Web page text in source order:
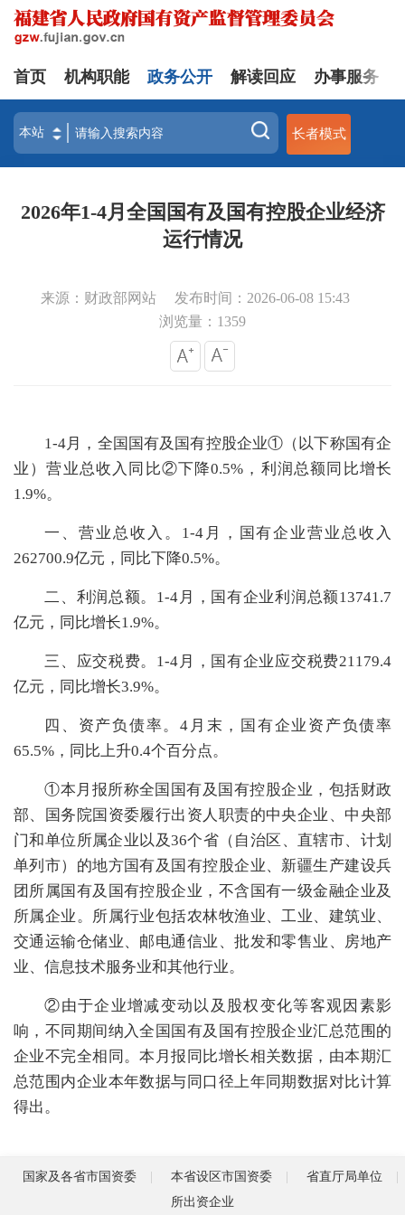
首页 机构职能 政务公开 解读回应 办事服务
长者模式
2026年1-4月全国国有及国有控股企业经济
运行情况
来源：财政部网站
发布时间：2026-06-08 15:43
浏览量： 1359
1-4月，全国国有及国有控股企业①（以下称国有企
业）营业总收入同比②下降0.5%，利润总额同比增长
1.9%。
一、营业总收入。1-4月，国有企业营业总收入
262700.9亿元，同比下降0.5%。
二、利润总额。1-4月，国有企业利润总额13741.7
亿元，同比增长1.9%。
三、应交税费。1-4月，国有企业应交税费21179.4
亿元，同比增长3.9%。
四、资产负债率。4月末，国有企业资产负债率
65.5%，同比上升0.4个百分点。
①本月报所称全国国有及国有控股企业，包括财政
部、国务院国资委履行出资人职责的中央企业、中央部
门和单位所属企业以及36个省（自治区、直辖市、计划
单列市）的地方国有及国有控股企业、新疆生产建设兵
团所属国有及国有控股企业，不含国有一级金融企业及
所属企业。所属行业包括农林牧渔业、工业、建筑业、
交通运输仓储业、邮电通信业、批发和零售业、房地产
业、信息技术服务业和其他行业。
②由于企业增减变动以及股权变化等客观因素影
响，不同期间纳入全国国有及国有控股企业汇总范围的
企业不完全相同。本月报同比增长相关数据，由本期汇
总范围内企业本年数据与同口径上年同期数据对比计算
得出。
国家及各省市国资委 本省设区市国资委
省直厅局单位
所出资企业